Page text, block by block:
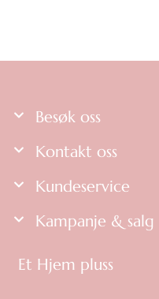
Besøk oss
Kontakt oss
Kundeservice
Kampanje & salg
Et Hjem pluss